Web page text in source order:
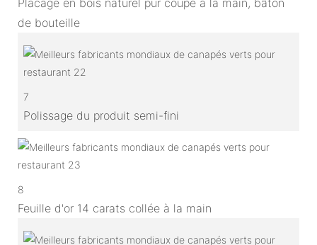
de bouteille
7
Polissage du produit semi-fini
8
Feuille d'or 14 carats collée à la main